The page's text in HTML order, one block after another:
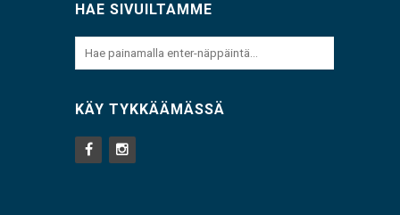
HAE SIVUILTAMME
KÄY TYKKÄÄMÄSSÄ